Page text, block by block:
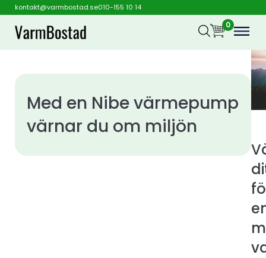
kontakt@varmbostad.se010-155 10 14
0
Med en Nibe värmepump
värnar du om miljön